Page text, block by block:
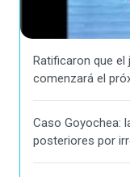
Ratificaron que el
comenzará el
Caso Goyochea:
posteriores por